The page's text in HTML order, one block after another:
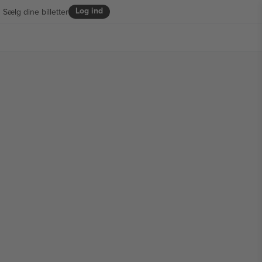
Log ind
Sælg dine billetter